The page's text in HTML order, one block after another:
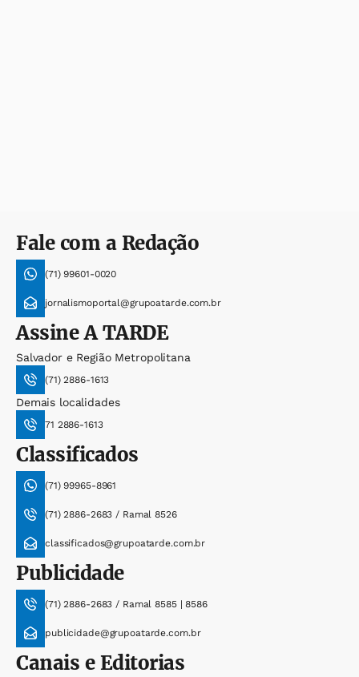
Fale com a Redação
(71) 99601-0020
jornalismoportal@grupoatarde.com.br
AssineA TARDE
Salvador e Região Metropolitana
(71) 2886-1613
Demais localidades
71 2886-1613
Classificados
(71) 99965-8961
(71) 2886-2683 / Ramal 8526
classificados@grupoatarde.com.br
Publicidade
(71) 2886-2683 / Ramal 8585 | 8586
publicidade@grupoatarde.com.br
Canais e Editorias